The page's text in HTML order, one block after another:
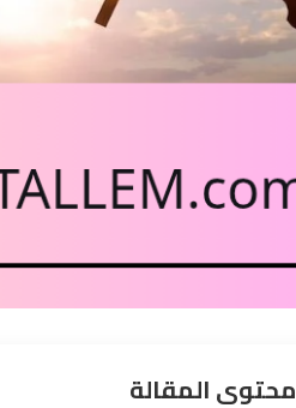
محتوى المقالة